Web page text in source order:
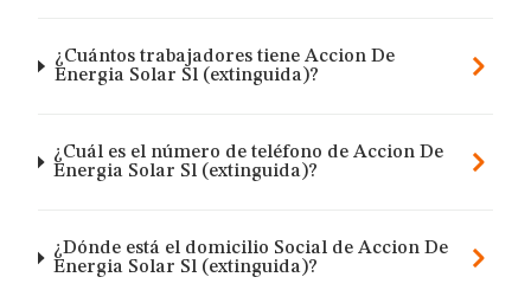
¿Cuántos trabajadores tiene Accion De
Energia Solar Sl (extinguida)?
¿Cuál es el número de teléfono de Accion De
Energia Solar Sl (extinguida)?
¿Dónde está el domicilio Social de Accion De
Energia Solar Sl (extinguida)?